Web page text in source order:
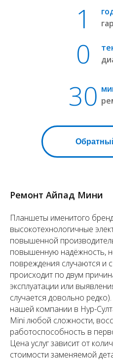
1
0
30
Ремонт Айпад Мини
Планшеты именитого
высокотехнологичные
повышенной
повышенную надёжность,
повреждения случаются и
происходит по двум
эксплуатации или
случается довольно
нашей компании в Нур-
Mini любой сложности,
работоспособность в
Цена услуг зависит от
стоимости заменяемой